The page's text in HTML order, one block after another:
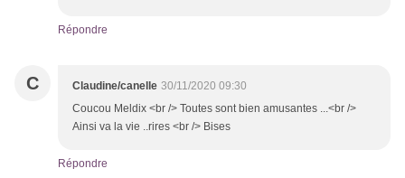
Répondre
C Claudine/canelle 30/11/2020 09:30
Coucou Meldix <br /> Toutes sont bien amusantes ...<br />
Ainsi va la vie ..rires <br /> Bises
Répondre